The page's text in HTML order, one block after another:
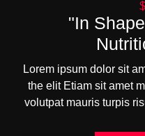
"In
Lorem ipsum dolor sit
the elit Etiam sit amet
volutpat mauris turpis